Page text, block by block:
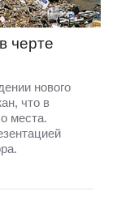
черте
нового
что в
места.